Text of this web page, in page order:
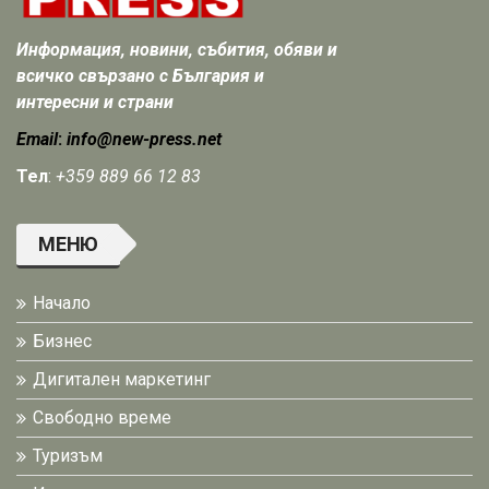
Информация, новини, събития, обяви и
всичко свързано с България и
интересни и страни
Email: info@new-press.net
Тел: +359 889 66 12 83
МЕНЮ
Начало
Бизнес
Дигитален маркетинг
Свободно време
Туризъм